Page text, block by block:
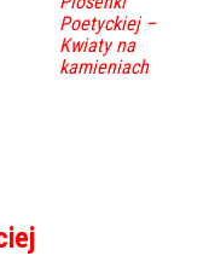
Poetyckiej –
Kwiaty na
kamieniach